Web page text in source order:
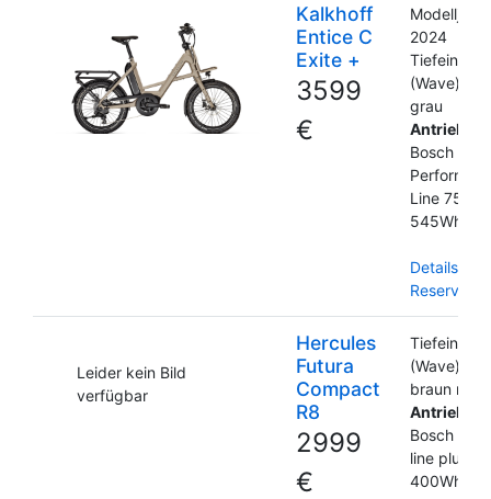
Kalkhoff
Entice C
Exite +
3599
€
Modelljahr
2024
(Wave)
grau
Antrieb
Bosch
Line
545Wh
Details und
Leider kein Bild
verfügbar
Hercules
Futura
Compact
R8
2999
€
(Wave)
braun matt
Antrieb
Bosch
line plus
400Wh